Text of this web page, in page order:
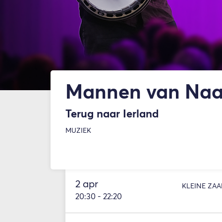
Mannen van
Terug naar Ierland
MUZIEK
2 apr
20:30 - 22:20
KLEINE